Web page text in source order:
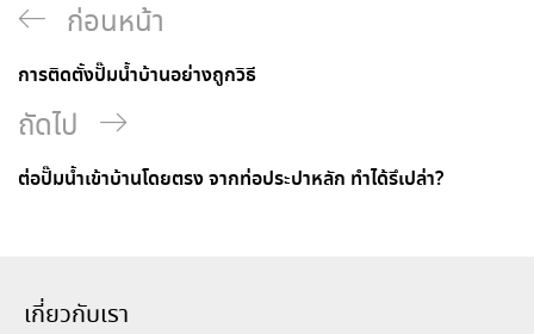
ก่อนหน้า
การติดตั้งปั๊มน้ำบ้านอย่างถูกวิธี
ถัดไป
ต่อปั๊มน้ำเข้าบ้านโดยตรง จากท่อประปาหลัก ทำได้รึเปล่า?
เกี่ยวกับเรา